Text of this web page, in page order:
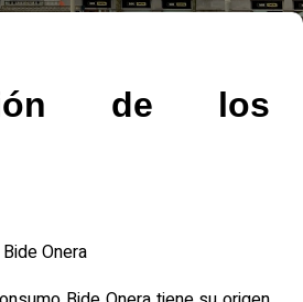
de los
Onera